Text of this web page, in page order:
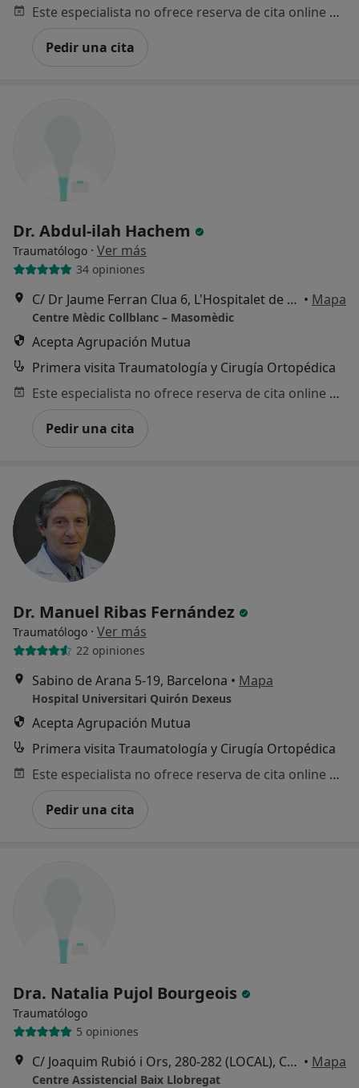
Este especialista no ofrece reserva de cita online en esta dirección.
Pedir una cita
Dr. Abdul-ilah Hachem
Traumatólogo · Ver más
34 opiniones
C/ Dr Jaume Ferran Clua 6, L'Hospitalet de Llobregat • Mapa
Centre Mèdic Collblanc – Masomèdic
Acepta Agrupación Mutua
Primera visita Traumatología y Cirugía Ortopédica
Este especialista no ofrece reserva de cita online en esta dirección.
Pedir una cita
Dr. Manuel Ribas Fernández
Traumatólogo · Ver más
22 opiniones
Sabino de Arana 5-19, Barcelona • Mapa
Hospital Universitari Quirón Dexeus
Acepta Agrupación Mutua
Primera visita Traumatología y Cirugía Ortopédica
Este especialista no ofrece reserva de cita online en esta dirección.
Pedir una cita
Dra. Natalia Pujol Bourgeois
Traumatólogo
5 opiniones
C/ Joaquim Rubió i Ors, 280-282 (LOCAL), Cornellà de Llobregat • Mapa
Centre Assistencial Baix Llobregat